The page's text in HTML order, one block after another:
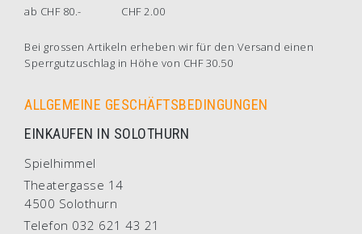
ab CHF 80.-
CHF 2.00
Bei grossen Artikeln erheben wir für den Versand einen
Sperrgutzuschlag in Höhe von CHF 30.50
ALLGEMEINE GESCHÄFTSBEDINGUNGEN
EINKAUFEN IN SOLOTHURN
Spielhimmel
Theatergasse 14
4500 Solothurn
Telefon 032 621 43 21